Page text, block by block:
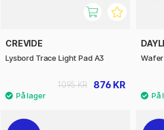
CREVIDE
Lysbord Trace Light Pad A3
876 KR
1095 KR
Wafer